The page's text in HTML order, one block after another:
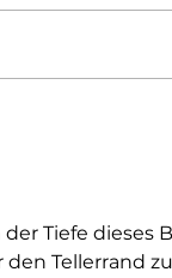
Tiefe dieses
Tellerrand